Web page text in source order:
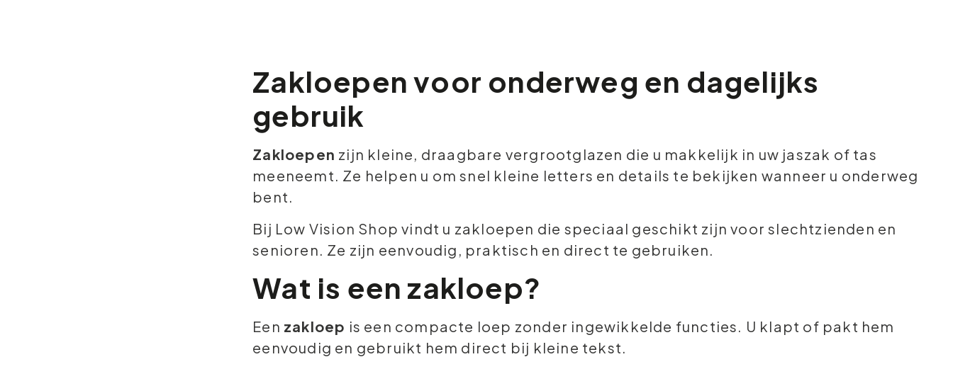
Zakloepen voor onderweg en dagelijks
gebruik
Zakloepen zijn kleine, draagbare vergrootglazen die u makkelijk in uw jaszak of tas
meeneemt. Ze helpen u om snel kleine letters en details te bekijken wanneer u onderweg
bent.
Bij Low Vision Shop vindt u zakloepen die speciaal geschikt zijn voor slechtzienden en
senioren. Ze zijn eenvoudig, praktisch en direct te gebruiken.
Wat is een zakloep?
Een zakloep is een compacte loep zonder ingewikkelde functies. U klapt of pakt hem
eenvoudig en gebruikt hem direct bij kleine tekst.